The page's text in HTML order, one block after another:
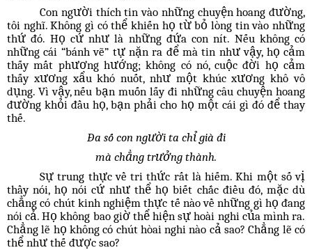
Con người thích tin vào những chuyện hoang đường,
tôi nghĩ. Không gì có thể khiến họ từ bỏ lòng tin vào những
thứ đó. Họ cứ như là những đứa con nít. Nếu không có
những cái “bánh vẽ” tự nặn ra để mà tin như vậy, họ cảm
thấy mất phương hướng; không có nó, cuộc đời họ cảm
thấy xương xẩu khó nuốt, như một khúc xương khô vô
dụng. Vì vậy, nếu bạn muốn lấy đi những câu chuyện hoang
đường khỏi đầu họ, bạn phải cho họ một cái gì đó để thay
thế.
Đa số con người ta chỉ già đi
mà chẳng trưởng thành.
Sự trung thực về tri thức rất là hiếm. Khi một số vị
thầy nói, họ nói cứ như thể họ biết chắc điều đó, mặc dù
chẳng có chút kinh nghiệm thực tế nào về những gì họ đang
nói cả. Họ không bao giờ thể hiện sự hoài nghi của mình ra.
Chẳng lẽ họ không có chút hòai nghi nào cả sao? Chẳng lẽ có
thể như thế được sao?